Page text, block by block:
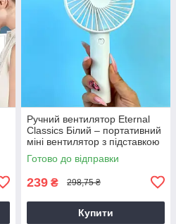
Ручний вентилятор Eternal
Classics Білий – портативний
міні вентилятор з підставкою
та USB зарядкою
Готово до відправки
239 ₴ 298,75 ₴
Купити